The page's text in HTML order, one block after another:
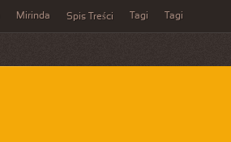
Mirinda Spis Treści Tagi Tagi